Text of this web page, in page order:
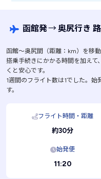
函館発→奥尻行き
函館〜奥尻間（距離：km）を移
搭乗手続きにかかる時間を加えて
くと安心です。
1週間のフライト数は1でした。始
す。
フライト時間・距離
約30分
始発便
11:20